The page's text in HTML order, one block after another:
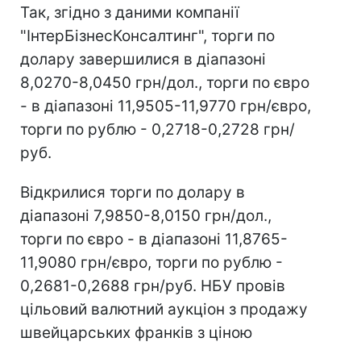
Так, згідно з даними компанії
"ІнтерБізнесКонсалтинг", торги по
долару завершилися в діапазоні
8,0270-8,0450 грн/дол., торги по євро
- в діапазоні 11,9505-11,9770 грн/євро,
торги по рублю - 0,2718-0,2728 грн/
руб.
Відкрилися торги по долару в
діапазоні 7,9850-8,0150 грн/дол.,
торги по євро - в діапазоні 11,8765-
11,9080 грн/євро, торги по рублю -
0,2681-0,2688 грн/руб. НБУ провів
цільовий валютний аукціон з продажу
швейцарських франків з ціною